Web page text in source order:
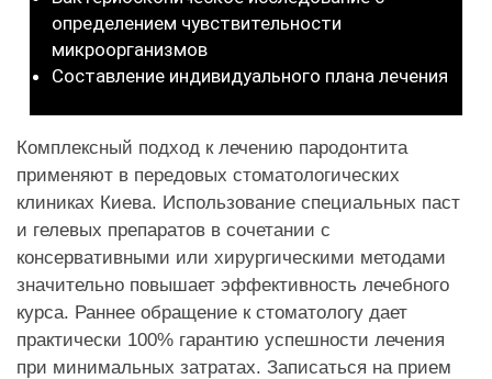
определением чувствительности
микроорганизмов
Составление индивидуального плана лечения
Комплексный подход к лечению пародонтита
применяют в передовых стоматологических
клиниках Киева. Использование специальных паст
и гелевых препаратов в сочетании с
консервативными или хирургическими методами
значительно повышает эффективность лечебного
курса. Раннее обращение к стоматологу дает
практически 100% гарантию успешности лечения
при минимальных затратах. Записаться на прием